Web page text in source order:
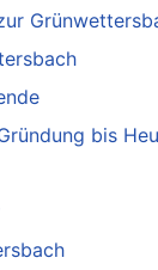
bis